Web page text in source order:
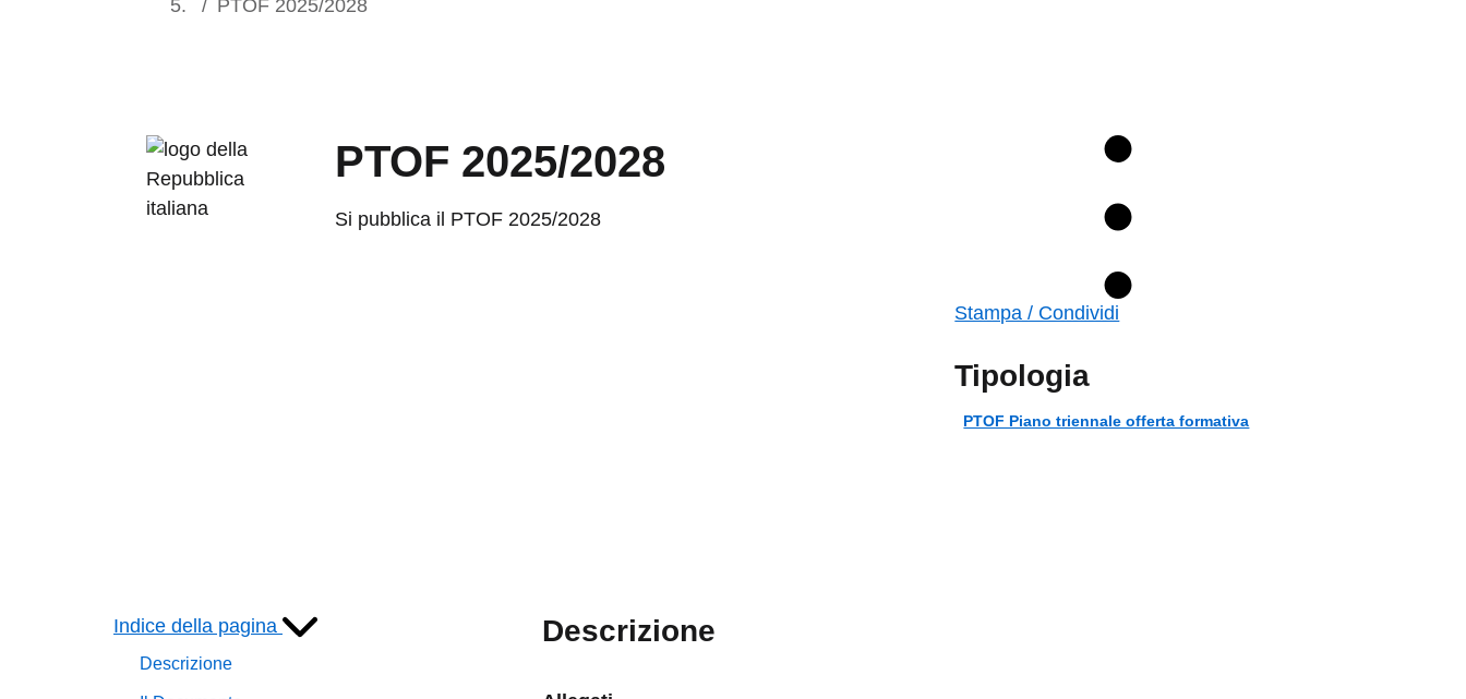
PTOF 2025/2028
PTOF 2025/2028
Si pubblica il PTOF 2025/2028
Stampa / Condividi
Tipologia
PTOF Piano triennale offerta formativa
Indice della pagina
Descrizione
Descrizione